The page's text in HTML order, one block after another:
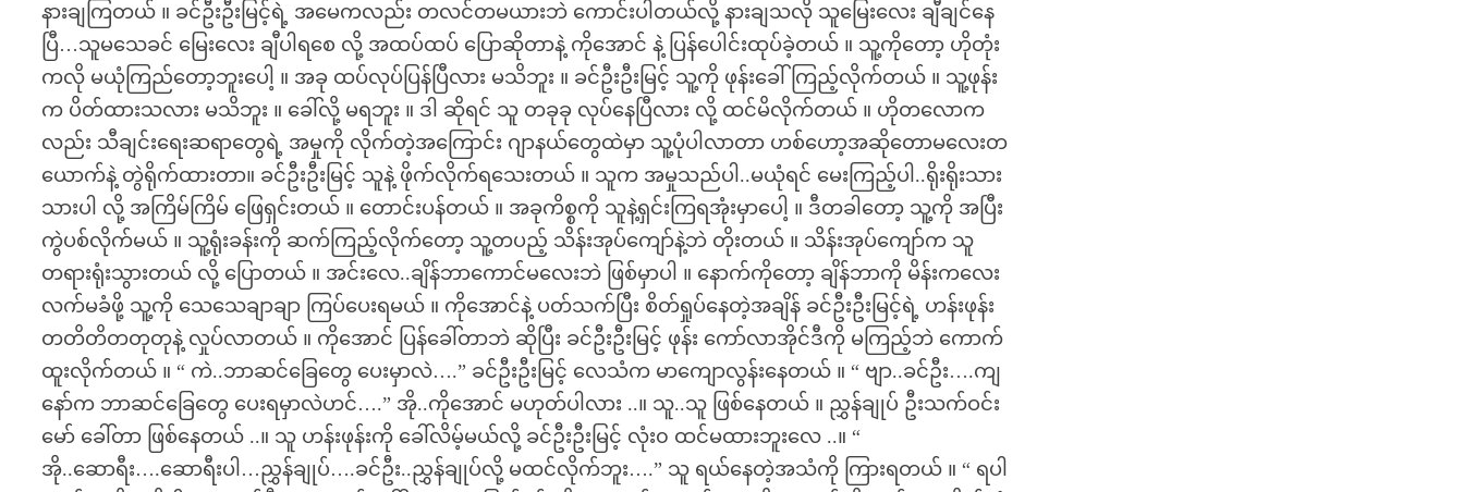
နားချကြတယ် ။ ခင်ဦးဦးမြင့်ရဲ့ အမေကလည်း တလင်တမယားဘဲ ကောင်းပါတယ်လို့ နားချသလို သူမြေးလေး ချီချင်နေ
ပြီ…သူမသေခင် မြေးလေး ချီပါရစေ လို့ အထပ်ထပ် ပြောဆိုတာနဲ့ ကိုအောင် နဲ့ ပြန်ပေါင်းထုပ်ခဲ့တယ် ။ သူ့ကိုတော့ ဟိုတုံး
ကလို မယုံကြည်တော့ဘူးပေါ့ ။ အခု ထပ်လုပ်ပြန်ပြီလား မသိဘူး ။ ခင်ဦးဦးမြင့် သူ့ကို ဖုန်းခေါ်ကြည့်လိုက်တယ် ။ သူ့ဖုန်း
က ပိတ်ထားသလား မသိဘူး ။ ခေါ်လို့ မရဘူး ။ ဒါ ဆိုရင် သူ တခုခု လုပ်နေပြီလား လို့ ထင်မိလိုက်တယ် ။ ဟိုတလောက
လည်း သီချင်းရေးဆရာတွေရဲ့ အမှုကို လိုက်တဲ့အကြောင်း ဂျာနယ်တွေထဲမှာ သူ့ပုံပါလာတာ ဟစ်ဟော့အဆိုတောမလေးတ
ယောက်နဲ့ တွဲရိုက်ထားတာ။ ခင်ဦးဦးမြင့် သူနဲ့ ဖိုက်လိုက်ရသေးတယ် ။ သူက အမှုသည်ပါ..မယုံရင် မေးကြည့်ပါ..ရိုးရိုးသား
သားပါ လို့ အကြိမ်ကြိမ် ဖြေရှင်းတယ် ။ တောင်းပန်တယ် ။ အခုကိစ္စကို သူနဲ့ရှင်းကြရအုံးမှာပေါ့ ။ ဒီတခါတော့ သူ့ကို အပြီး
ကွဲပစ်လိုက်မယ် ။ သူ့ရုံးခန်းကို ဆက်ကြည့်လိုက်တော့ သူ့တပည့် သိန်းအုပ်ကျော်နဲ့ဘဲ တိုးတယ် ။ သိန်းအုပ်ကျော်က သူ
တရားရုံးသွားတယ် လို့ ပြောတယ် ။ အင်းလေ..ချိန်ဘာကောင်မလေးဘဲ ဖြစ်မှာပါ ။ နောက်ကိုတော့ ချိန်ဘာကို မိန်းကလေး
လက်မခံဖို့ သူ့ကို သေသေချာချာ ကြပ်ပေးရမယ် ။ ကိုအောင်နဲ့ ပတ်သက်ပြီး စိတ်ရှုပ်နေတဲ့အချိန် ခင်ဦးဦးမြင့်ရဲ့ ဟန်းဖုန်း
တတိတိတတုတုနဲ့ လှုပ်လာတယ် ။ ကိုအောင် ပြန်ခေါ်တာဘဲ ဆိုပြီး ခင်ဦးဦးမြင့် ဖုန်း ကော်လာအိုင်ဒီကို မကြည့်ဘဲ ကောက်
ထူးလိုက်တယ် ။ “ ကဲ..ဘာဆင်ခြေတွေ ပေးမှာလဲ….” ခင်ဦးဦးမြင့် လေသံက မာကျောလွန်းနေတယ် ။ “ ဗျာ..ခင်ဦး….ကျ
နော်က ဘာဆင်ခြေတွေ ပေးရမှာလဲဟင်….” အို..ကိုအောင် မဟုတ်ပါလား ..။ သူ..သူ ဖြစ်နေတယ် ။ ညွှန်ချုပ် ဦးသက်ဝင်း
မော် ခေါ်တာ ဖြစ်နေတယ် ..။ သူ ဟန်းဖုန်းကို ခေါ်လိမ့်မယ်လို့ ခင်ဦးဦးမြင့် လုံး၀ ထင်မထားဘူးလေ ..။ “
အို..ဆောရီး….ဆောရီးပါ…ညွှန်ချုပ်….ခင်ဦး..ညွှန်ချုပ်လို့ မထင်လိုက်ဘူး….” သူ ရယ်နေတဲ့အသံကို ကြားရတယ် ။ “ ရပါ